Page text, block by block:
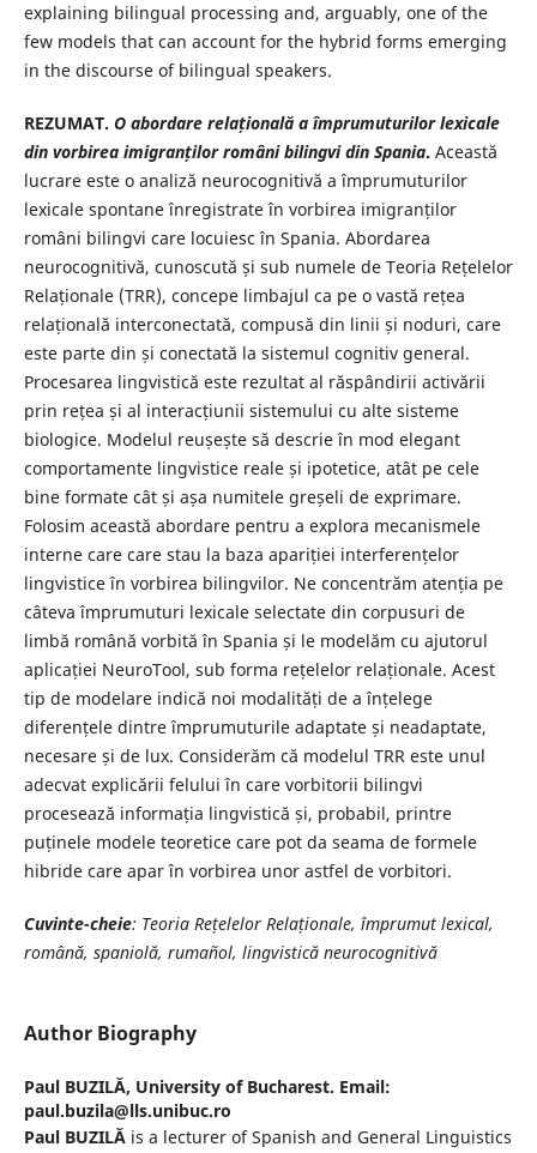
explaining bilingual processing and, arguably, one of the
few models that can account for the hybrid forms emerging
in the discourse of bilingual speakers.
REZUMAT. O abordare relaționalăa împrumuturilor lexicale
din vorbirea imigranților români bilingvi din Spania. Această
lucrare este o analiză neurocognitivă a împrumuturilor
lexicale spontane înregistrate în vorbirea imigranților
români bilingvi care locuiesc în Spania. Abordarea
neurocognitivă, cunoscută și sub numele de Teoria Rețelelor
Relaționale (TRR), concepe limbajul ca pe o vastă rețea
relațională interconectată, compusă din linii și noduri, care
este parte din și conectată la sistemul cognitiv general.
Procesarea lingvistică este rezultat al răspândirii activării
prin rețea și al interacțiunii sistemului cu alte sisteme
biologice. Modelul reușește să descrie în mod elegant
comportamente lingvistice reale și ipotetice, atât pe cele
bine formate cât și așa numitele greșeli de exprimare.
Folosim această abordare pentru a explora mecanismele
interne care care stau la baza apariției interferențelor
lingvistice în vorbirea bilingvilor. Ne concentrăm atenția pe
câteva împrumuturi lexicale selectate din corpusuri de
limbă română vorbită în Spania și le modelăm cu ajutorul
aplicației NeuroTool, sub forma rețelelor relaționale. Acest
tip de modelare indică noi modalități de a înțelege
diferențele dintre împrumuturile adaptate și neadaptate,
necesare și de lux. Considerăm că modelul TRR este unul
adecvat explicării felului în care vorbitorii bilingvi
procesează informația lingvistică și, probabil, printre
puținele modele teoretice care pot da seama de formele
hibride care apar în vorbirea unor astfel de vorbitori.
Cuvinte-cheie: Teoria Rețelelor Relaționale, împrumut lexical,
română, spaniolă, rumañol, lingvistică neurocognitivă
Author Biography
Paul BUZILĂ, University of Bucharest. Email:
paul.buzila@lls.unibuc.ro
Paul BUZILĂis a lecturer of Spanish and General Linguistics